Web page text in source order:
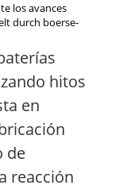
los avances
durch boerse-
hitos
en
de
reacción